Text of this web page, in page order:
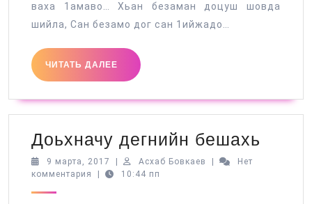
ваха 1амаво… Хьан безаман доцуш шовда
шийла, Сан безамо дог сан 1ийжадо…
ЧИТАТЬ ДАЛЕЕ
ЧИТАТЬ
ДАЛЕЕ
Доьхначу дегнийн бешахь
9 марта, 2017
марта,
Асхаб Бовкаев Асхаб
Нет
комментария
10:44 пп